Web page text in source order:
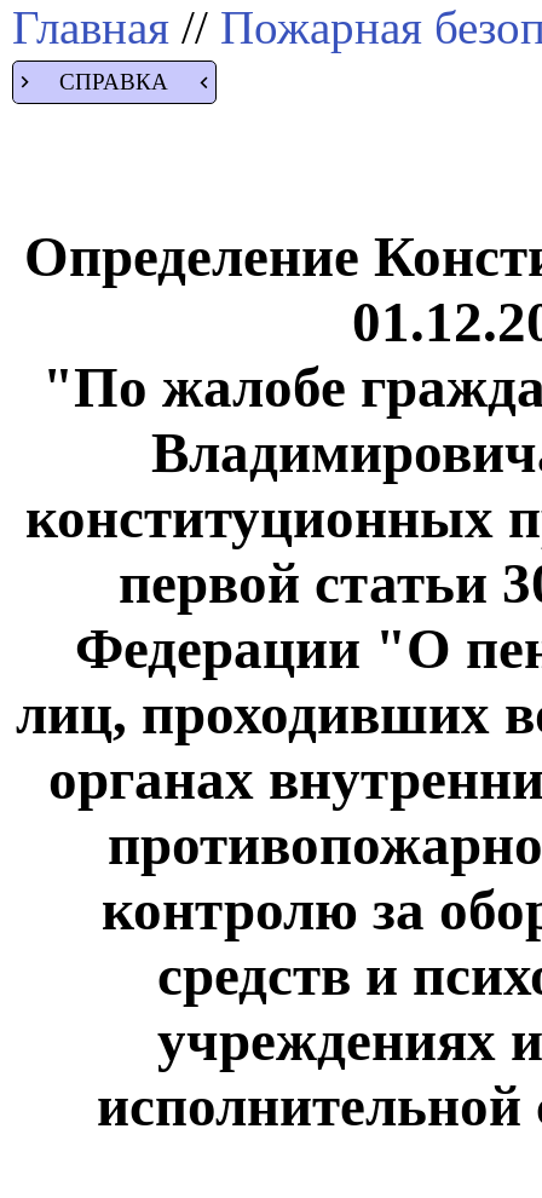
Главная // Пожарная
СПРАВКА
Определение
"По жалобе
конституционных
первой статьи
Федерации "О
лиц, проходивших
органах
контролю за
средств и
учреждениях